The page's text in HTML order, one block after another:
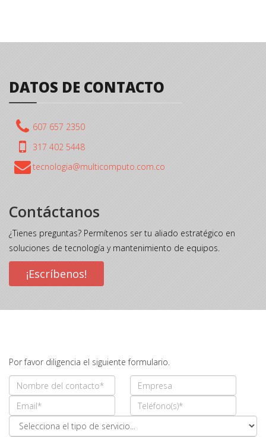
DATOS DE CONTACTO
607 657 2350
317 402 5448
Contáctanos
¿Tienes preguntas? Permítenos ser tu aliado estratégico en
soluciones de tecnología y mantenimiento de equipos.
¡Escríbenos!
Por favor diligencia el siguiente formulario.